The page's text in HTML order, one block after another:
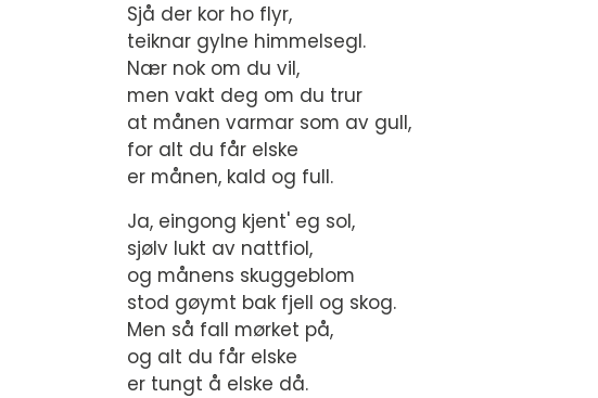
Sjå der kor ho flyr,
teiknar gylne himmelsegl.
Nær nok om du vil,
men vakt deg om du trur
at månen varmar som av gull,
for alt du får elske
er månen, kald og full.
Ja, eingong kjent' eg sol,
sjølv lukt av nattfiol,
og månens skuggeblom
stod gøymt bak fjell og skog.
Men så fall mørket på,
og alt du får elske
er tungt å elske då.